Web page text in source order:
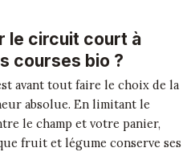
le circuit court à
courses bio ?
avant tout faire le choix de la
absolue. En limitant le
le champ et votre panier,
fruit et légume conserve ses